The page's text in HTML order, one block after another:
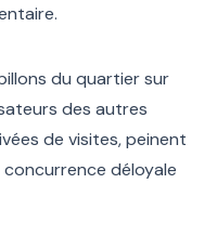
du quartier sur
des autres
de visites, peinent
concurrence déloyale